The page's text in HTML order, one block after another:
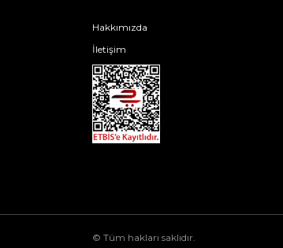
Hakkımızda
İletişim
© Tüm hakları saklıdır.